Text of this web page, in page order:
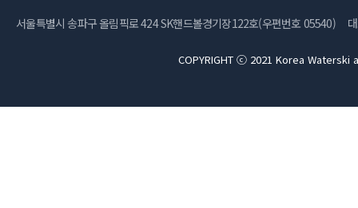
서울특별시 송파구 올림픽로 424 SK핸드볼경기장122호(우편번호 05540)
COPYRIGHT ⓒ 2021 Korea Waterski